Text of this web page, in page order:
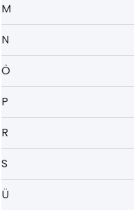
M
N
Ö
P
R
S
Ü